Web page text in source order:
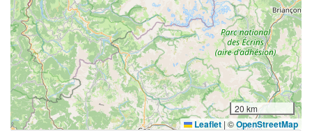
20 km
Leaflet | ©OpenStreetMap